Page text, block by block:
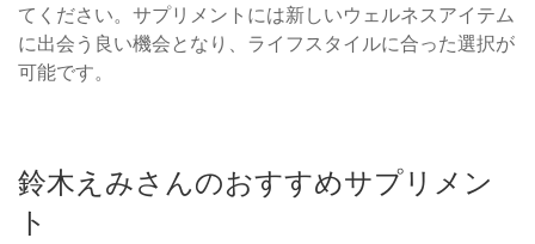
てください。サプリメントには新しいウェルネスアイテム
に出会う良い機会となり、ライフスタイルに合った選択が
可能です。
鈴木えみさんのおすすめサプリメン
ト